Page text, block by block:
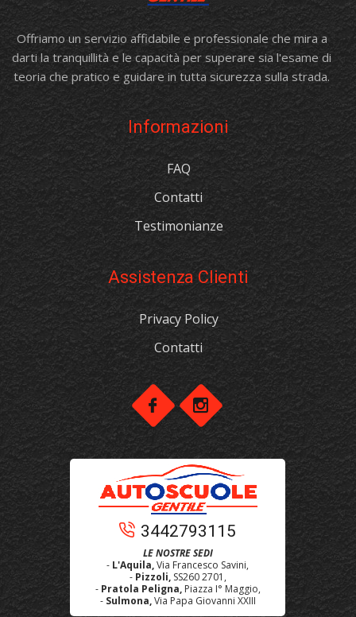
Offriamo un servizio affidabile e professionale che mira a
darti la tranquillità e le capacità per superare sia l'esame di
teoria che pratico e guidare in tutta sicurezza sulla strada.
Informazioni
FAQ
Contatti
Testimonianze
Assistenza Clienti
Privacy Policy
Contatti
3442793115
LE NOSTRE SEDI
- L'Aquila,Via Francesco Savini,
- Pizzoli,SS260 2701,
- Pratola Peligna,Piazza I° Maggio,
- Sulmona,Via Papa Giovanni XXIII